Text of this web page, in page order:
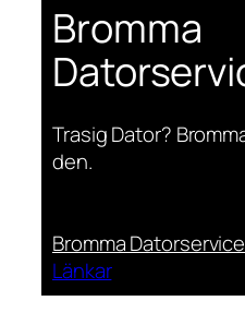
Bromma
Trasig Dator?
den.
Bromma Datorservice
Länkar